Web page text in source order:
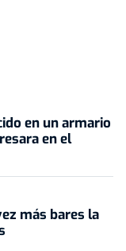
en un armario
en el
más bares la